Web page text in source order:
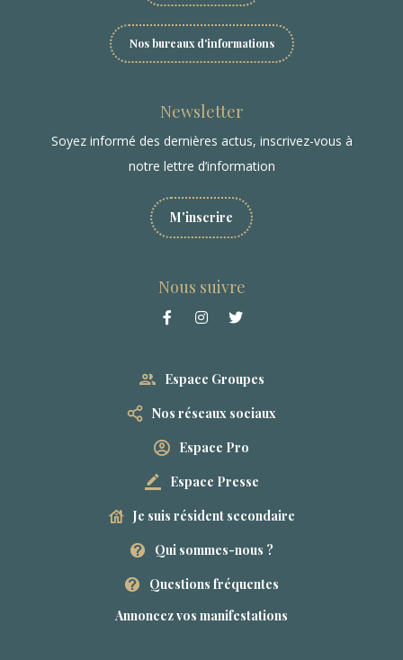
Nos bureaux d'informations
Newsletter
Soyez informé des dernières actus, inscrivez-vous à
notre lettre d’information
M'inscrire
Nous suivre
Espace Groupes
Nos réseaux sociaux
Espace Pro
Espace Presse
Je suis résident secondaire
Qui sommes-nous ?
Questions fréquentes
Annoncez vos manifestations